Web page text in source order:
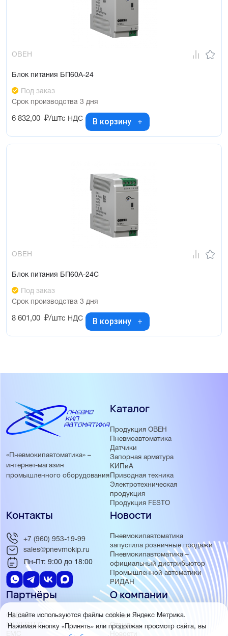
ОВЕН
Блок питания БП60А-24
Под заказ
Срок производства 3 дня
6 832,00 ₽/штс НДС В корзину
ОВЕН
Блок питания БП60А-24С
Под заказ
Срок производства 3 дня
8 601,00 ₽/штс НДС В корзину
«Пневмокипавтоматика» –
интернет-магазин
промышленного оборудования
Каталог
Продукция ОВЕН
Пневмоавтоматика
Датчики
Запорная арматура
КИПиА
Приводная техника
Электротехническая
продукция
Продукция FESTO
Новости
Пневмокипавтоматика
запустила розничные продажи
Пневмокипавтоматика –
официальный дистрибьютор
Промышленной автоматики
РИДАН
Партнёры
ОВЕН
MEYERTEC
EMC
О компании
О нас
Отзывы
Новости
Контакты
+7 (960) 953-19-99
sales@pnevmokip.ru
Пн-Пт: 9:00 до 18:00
На сайте используются файлы cookie и Яндекс Метрика.
Нажимая кнопку «Принять» или продолжая просмотр сайта, вы